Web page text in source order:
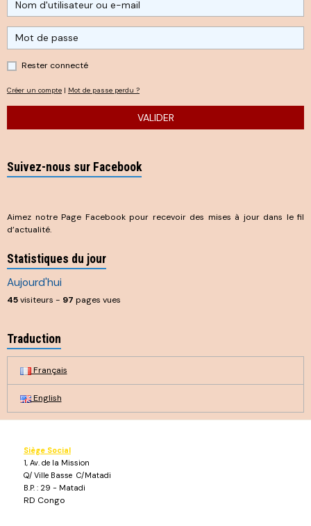
Rester connecté
Créer un compte | Mot de passe perdu ?
VALIDER
Suivez-nous sur Facebook
Aimez notre Page Facebook pour recevoir des mises à jour dans le fil
d’actualité.
Statistiques du jour
Aujourd'hui
45visiteurs - 97 pages vues
Traduction
Français
English
Siège Social
1, Av. de la Mission
Q/ Ville Basse C/Matadi
B.P. : 29 - Matadi
RD Congo